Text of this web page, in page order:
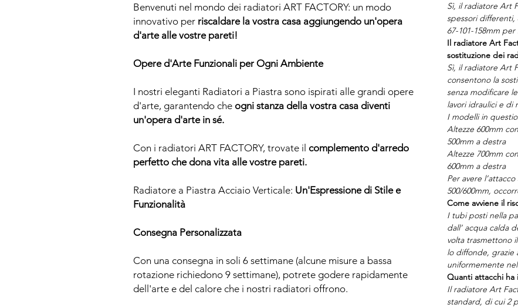
Benvenuti nel mondo dei radiatori ART FACTORY: un modo
innovativo per riscaldare la vostra casa aggiungendo un'opera
d'arte alle vostre pareti!
Opere d'Arte Funzionali per Ogni Ambiente
I nostri eleganti Radiatori a Piastra sono ispirati alle grandi opere
d'arte, garantendo che ogni stanza della vostra casa diventi
un'opera d'arte in sé.
Con i radiatori ART FACTORY, trovate il complemento d'arredo
perfetto che dona vita alle vostre pareti.
Radiatore a Piastra Acciaio Verticale: Un'Espressione di Stile e
Funzionalità
Consegna Personalizzata
Con una consegna in soli 6 settimane (alcune misure a bassa
rotazione richiedono 9 settimane), potrete godere rapidamente
dell'arte e del calore che i nostri radiatori offrono.
Sì, il radiatore Art
spessori differenti,
67-101-158mm
Il radiatore Art
sostituzione dei
Sì, il radiatore Art
consentono la
senza modificare
lavori idraulici e di
I modelli in
Altezze 600mm
500mm a destra
Altezze 700mm
600mm a destra
Per avere
500/600mm,
Come avviene il
I tubi posti nella
dall’ acqua calda
volta trasmettono
lo diffonde, grazie
uniformemente
Quanti attacchi ha
Il radiatore Art
standard, di cui 2